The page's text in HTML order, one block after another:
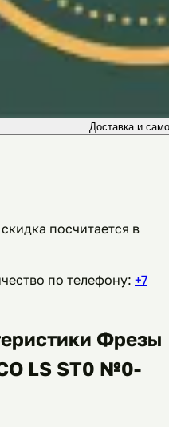
Доставка и
посчитается в
по телефону: +7
Фрезы
LS ST0 №0-